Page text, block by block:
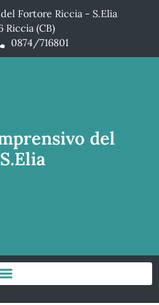
Fortore Riccia - S.Elia
Riccia (CB)
0874/716801
del